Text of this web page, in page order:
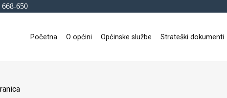
668-650
Početna O općini Općinske službe Strateški dokumenti